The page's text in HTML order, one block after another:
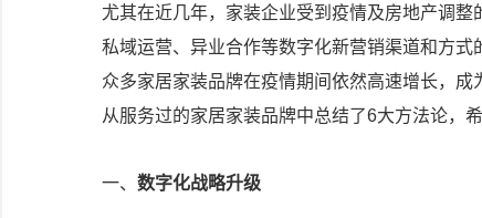
尤其在近几年，家装企业受到疫情及房地产调整
私域运营、异业合作等数字化新营销渠道和方
众多家居家装品牌在疫情期间依然高速增长，成
从服务过的家居家装品牌中总结了6大方法论，
一、 数字化战略升级